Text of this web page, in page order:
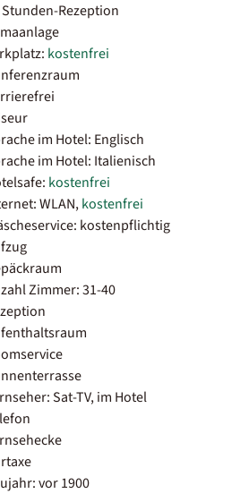
Rezeption
kostenfrei
im Hotel: Englisch
im Hotel: Italienisch
kostenfrei
WLAN,kostenfrei
kostenpflichtig
Zimmer: 31-40
Sat-TV, im Hotel
vor 1900